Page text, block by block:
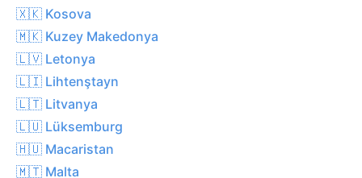
🇽🇰 Kosova
🇲🇰 Kuzey Makedonya
🇱🇻 Letonya
🇱🇮 Lihtenştayn
🇱🇹 Litvanya
🇱🇺 Lüksemburg
🇭🇺 Macaristan
🇲🇹 Malta